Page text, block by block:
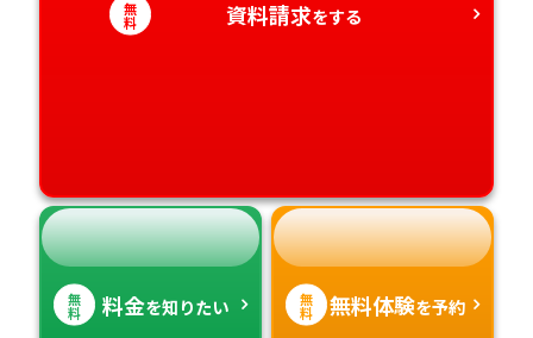
無
料 資料請求をする
無
料 料金を知りたい 無
料 無料体験を予約